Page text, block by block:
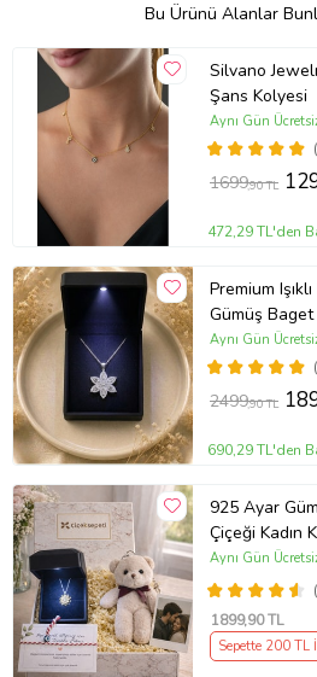
Bu Ürünü Alanlar
Silvano
Şans Kolyesi
Aynı Gün
1699,90 TL
472,29 TL'den
Premium
Gümüş Baget
Kolye
Aynı Gün
2499,90 TL
690,29 TL'den
925 Ayar
Çiçeği Kadın
Anahtarlık
Polaroid
Aynı Gün
1899,90 TL
Sepette 200 TL